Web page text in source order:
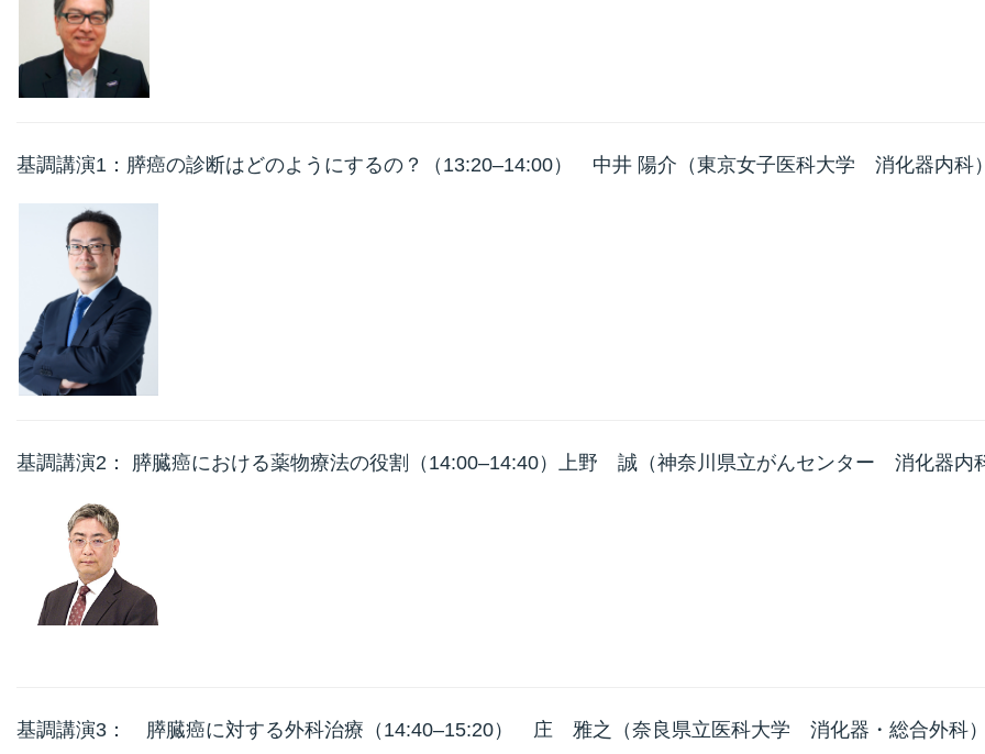
基調講演1：膵癌の診断はどのようにするの？（13:20–14:00） 中井 陽介（東京女子医科大学 消化器内科
基調講演2： 膵臓癌における薬物療法の役割（14:00–14:40）上野 誠（神奈川県立がんセンター 消化器内
基調講演3： 膵臓癌に対する外科治療（14:40–15:20） 庄 雅之（奈良県立医科大学 消化器・総合外科